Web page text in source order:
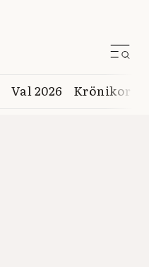
Val 2026 Krönikor